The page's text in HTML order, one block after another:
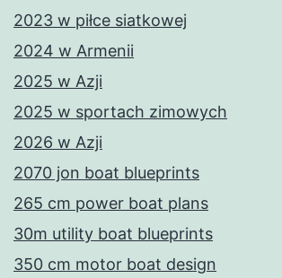
2023 w piłce siatkowej
2024 w Armenii
2025 w Azji
2025 w sportach zimowych
2026 w Azji
2070 jon boat blueprints
265 cm power boat plans
30m utility boat blueprints
350 cm motor boat design